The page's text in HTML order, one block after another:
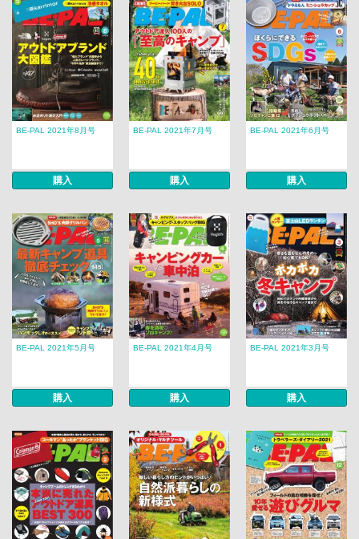
BE-PAL 2021年8月号
購入
BE-PAL 2021年7月号
購入
BE-PAL 2021年6月号
購入
BE-PAL 2021年5月号
購入
BE-PAL 2021年4月号
購入
BE-PAL 2021年3月号
購入